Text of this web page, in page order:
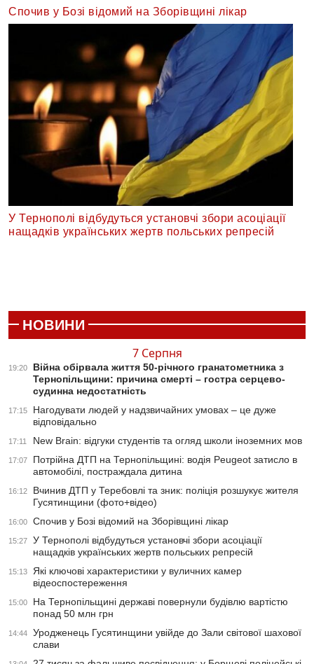
Спочив у Бозі відомий на Зборівщині лікар
У Тернополі відбудуться установчі збори асоціації
нащадків українських жертв польських репресій
НОВИНИ
7 Серпня
19:20
Війна обірвала життя 50-річного гранатометника з
Тернопільщини: причина смерті – гостра серцево-
судинна недостатність
17:15
Нагодувати людей у надзвичайних умовах – це дуже
відповідально
17:11 New Brain: відгуки студентів та огляд школи іноземних мов
17:07
Потрійна ДТП на Тернопільщині: водія Peugeot затисло в
автомобілі, постраждала дитина
16:12
Вчинив ДТП у Теребовлі та зник: поліція розшукує жителя
Гусятинщини (фото+відео)
16:00 Спочив у Бозі відомий на Зборівщині лікар
15:27
У Тернополі відбудуться установчі збори асоціації
нащадків українських жертв польських репресій
15:13
Які ключові характеристики у вуличних камер
відеоспостереження
15:00
На Тернопільщині державі повернули будівлю вартістю
понад 50 млн грн
14:44
Уродженець Гусятинщини увійде до Зали світової шахової
слави